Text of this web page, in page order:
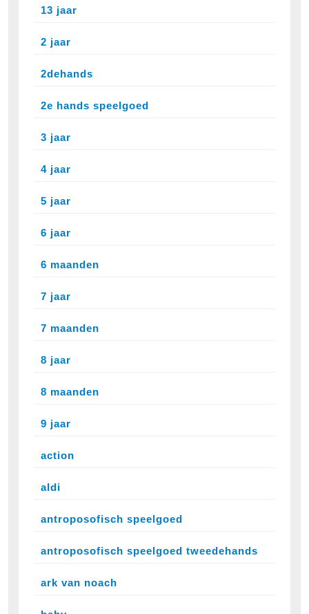
13 jaar
2 jaar
2dehands
2e hands speelgoed
3 jaar
4 jaar
5 jaar
6 jaar
6 maanden
7 jaar
7 maanden
8 jaar
8 maanden
9 jaar
action
aldi
antroposofisch speelgoed
antroposofisch speelgoed tweedehands
ark van noach